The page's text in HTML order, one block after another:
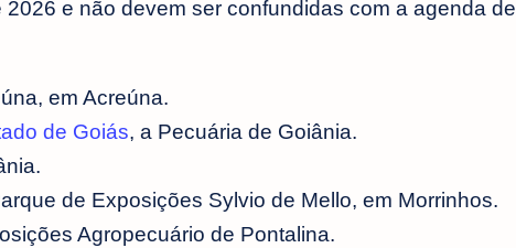
e não devem ser confundidas com a agenda de
em Acreúna.
de Goiás, a Pecuária de Goiânia.
de Exposições Sylvio de Mello, em Morrinhos.
Agropecuário de Pontalina.